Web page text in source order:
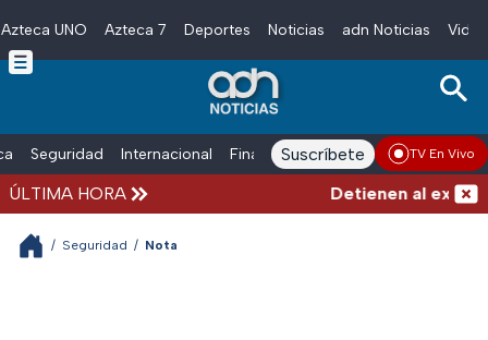
Skip to main content
Azteca UNO Azteca 7 Deportes Noticias adn Noticias
Seguridad Internacional Finanzas adn Noticias Radio
Suscríbete TV En Vivo
ÚLTIMA HORA Detienen al
/ Seguridad / Nota